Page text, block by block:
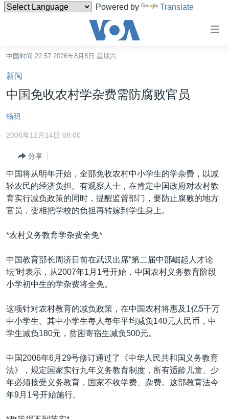
Powered by Translate
碍
链
接
转
内
转
到
导
航
转
检
索
台湾
港澳
国际
最新国际新闻
印太
中东
欧洲
美洲
全球议题
分类新闻
经济·金融·贸易
人权·法律·宗教
科教·文娱·体健
劳工
环境
美中关系
热点专题
白宫要闻
美中关系
美国建国250周年
埃博拉疫情
美国之音专访
台海两岸关系
南中国海争端
关注西藏
关注新疆
VOA视频
中文广播
其他语言网站
中国时间 22:57 2026年8月8日 星期六
新闻
中国免收农村学杂费需防腐败官员
杨明
2006年12月14日 08:00
分享
中国将从明年开始，全部免收农村中小学生的学杂费，以减
轻农民的经济负担。有观察人士，在肯定中国政府对农村教
育实行减负政策的同时，提醒监督部门，要防止腐败的地方
官员，变相把学校的负担再转嫁到学生身上。
*农村义务教育学杂费全免*
中国教育部长周济日前在武汉出席“第二届中部崛起人才论
坛”时表示，从2007年1月1号开始，中国农村义务教育阶段
小学初中生的学杂费将全免。
这项针对农村教育的减负政策，在中国农村将惠及1亿5千万
中小学生。其中小学生每人每年平均减负140元人民币，中
学生减负180元，贫困寄宿生减负500元。
中国2006年6月29号修订通过了《中华人民共和国义务教育
法》，规定国家实行九年义务教育制度，所有适龄儿童、少
年必须接受义务教育，国家不收学费、杂费。这部教育法今
年9月1号开始施行。